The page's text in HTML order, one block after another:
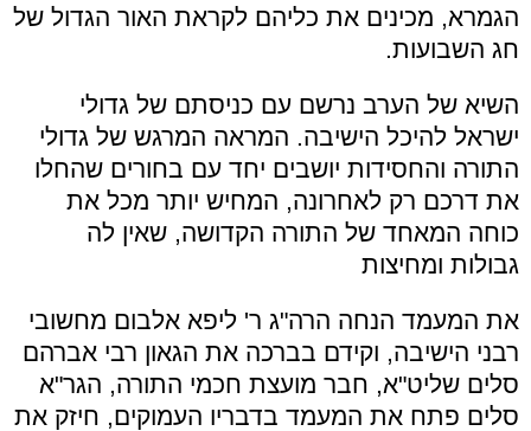
הגמרא, מכינים את כליהם לקראת האור הגדול של
חג השבועות.
השיא של הערב נרשם עם כניסתם של גדולי
ישראל להיכל הישיבה. המראה המרגש של גדולי
התורה והחסידות יושבים יחד עם בחורים שהחלו
את דרכם רק לאחרונה, המחיש יותר מכל את
כוחה המאחד של התורה הקדושה, שאין לה
גבולות ומחיצות
את המעמד הנחה הרה"ג ר' ליפא אלבום מחשובי
רבני הישיבה, וקידם בברכה את הגאון רבי אברהם
סלים שליט"א, חבר מועצת חכמי התורה, הגר"א
סלים פתח את המעמד בדבריו העמוקים, חיזק את